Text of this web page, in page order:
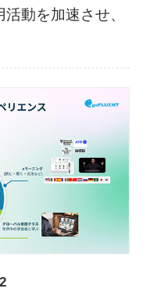
動を加速させ、